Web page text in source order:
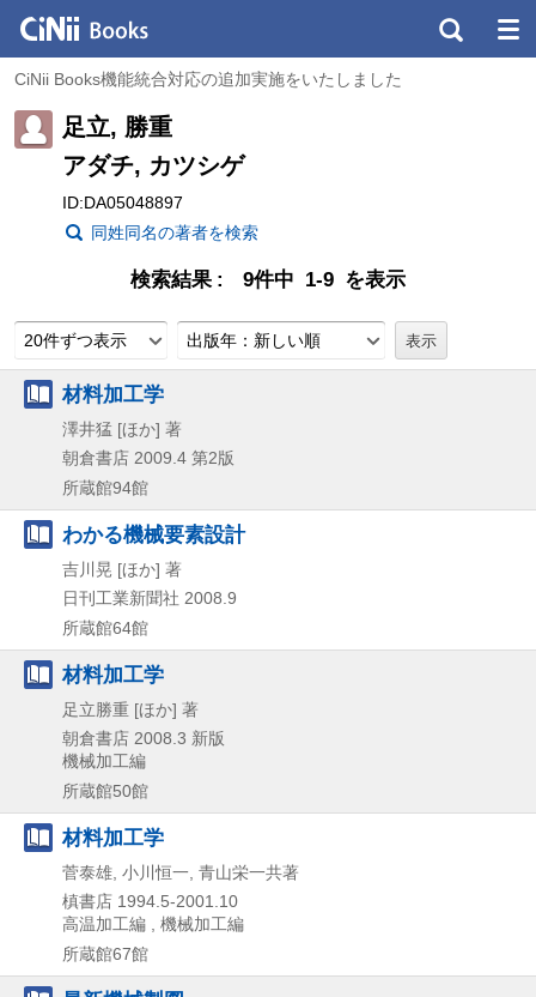
CiNii Books機能統合対応の追加実施をいたしました
足立, 勝重
アダチ, カツシゲ
ID:DA05048897
同姓同名の著者を検索
検索結果 9件中 1-9 を表示
20件ずつ表示 出版年：新しい順
材料加工学
澤井猛 [ほか] 著
朝倉書店 2009.4 第2版
所蔵館94館
わかる機械要素設計
吉川晃 [ほか] 著
日刊工業新聞社 2008.9
所蔵館64館
材料加工学
足立勝重 [ほか] 著
朝倉書店 2008.3 新版
機械加工編
所蔵館50館
材料加工学
菅泰雄, 小川恒一, 青山栄一共著
槙書店 1994.5-2001.10
高温加工編 , 機械加工編
所蔵館67館